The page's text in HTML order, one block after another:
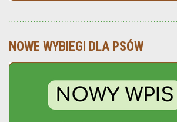
NOWE WYBIEGI DLA PSÓW